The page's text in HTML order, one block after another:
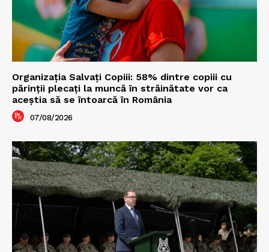
Organizația Salvați Copiii: 58% dintre copiii cu
părinții plecați la muncă în străinătate vor ca
aceștia să se întoarcă în România
07/08/2026